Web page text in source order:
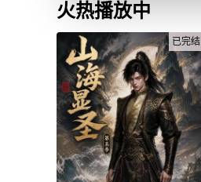
火热播放中
已完结